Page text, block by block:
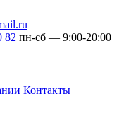
82 пн-сб — 9:00-20:00
Контакты